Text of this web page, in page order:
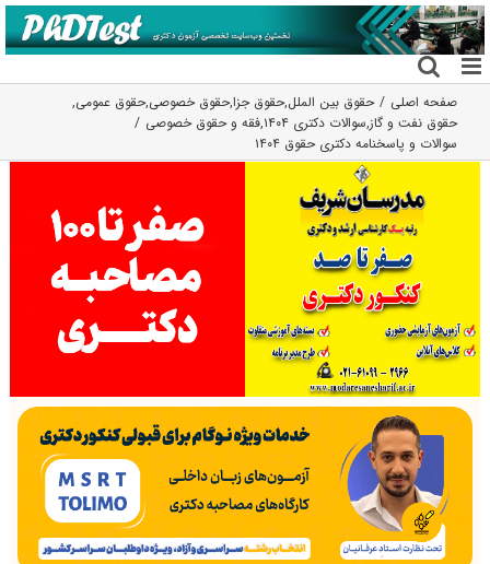
رفتن
به
محتوا
صفحه اصلی حقوق بین الملل,حقوق جزا,حقوق خصوصی,حقوق عمومی,
حقوق نفت و گاز,سوالات دکتری ۱۴۰۴ ,فقه و حقوق خصوصی
سوالات و پاسخنامه دکتری حقوق ۱۴۰۴